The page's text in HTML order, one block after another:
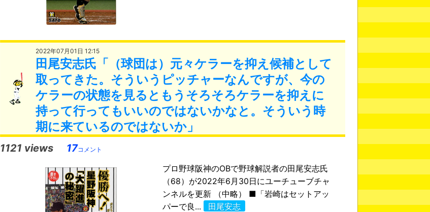
2022年07月01日 12:15
田尾安志氏「（球団は）元々ケラーを抑え候補として
取ってきた。そういうピッチャーなんですが、今の
ケラーの状態を見るともうそろそろケラーを抑えに
持って行ってもいいのではないかなと。そういう時
期に来ているのではないか」
1121 views 17コメント
プロ野球阪神のOBで野球解説者の田尾安志氏
（68）が2022年6月30日にユーチューブチャ
ンネルを更新 （中略） ■「岩崎はセットアッ
パーで良...
田尾安志